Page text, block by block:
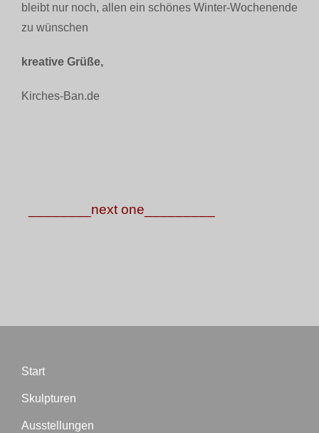
bleibt nur noch, allen ein schönes Winter-Wochenende
zu wünschen
kreative Grüße,
Kirches-Ban.de
________next one_________
Start
Skulpturen
Ausstellungen